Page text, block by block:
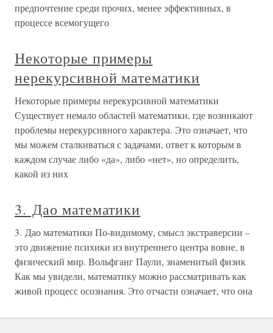
предпочтение среди прочих, менее эффективных, в
процессе всемогущего
Некоторые примеры
нерекурсивной математики
Некоторые примеры нерекурсивной математики
Существует немало областей математики, где возникают
проблемы нерекурсивного характера. Это означает, что
мы можем сталкиваться с задачами, ответ к которым в
каждом случае либо «да», либо «нет», но определить,
какой из них
3. Дао математики
3. Дао математики По-видимому, смысл экстраверсии –
это движение психики из внутреннего центра вовне, в
физический мир. Вольфганг Паули, знаменитый физик
Как мы увидели, математику можно рассматривать как
живой процесс осознания. Это отчасти означает, что она